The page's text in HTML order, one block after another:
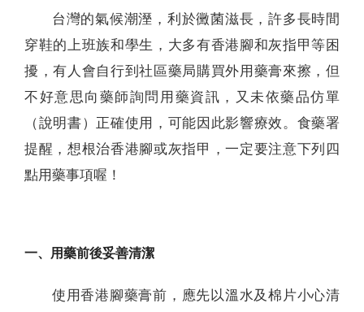
台灣的氣候潮溼，利於黴菌滋長，許多長時間
穿鞋的上班族和學生，大多有香港腳和灰指甲等困
擾，有人會自行到社區藥局購買外用藥膏來擦，但
不好意思向藥師詢問用藥資訊，又未依藥品仿單
（說明書）正確使用，可能因此影響療效。食藥署
提醒，想根治香港腳或灰指甲，一定要注意下列四
點用藥事項喔！
一、用藥前後妥善清潔
使用香港腳藥膏前，應先以溫水及棉片小心清